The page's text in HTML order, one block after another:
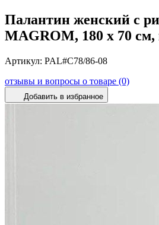
Палантин женский с
MAGROM, 180 х 70
Артикул: PAL#C78/86-08
отзывы и вопросы о товаре (0)
Добавить в избранное